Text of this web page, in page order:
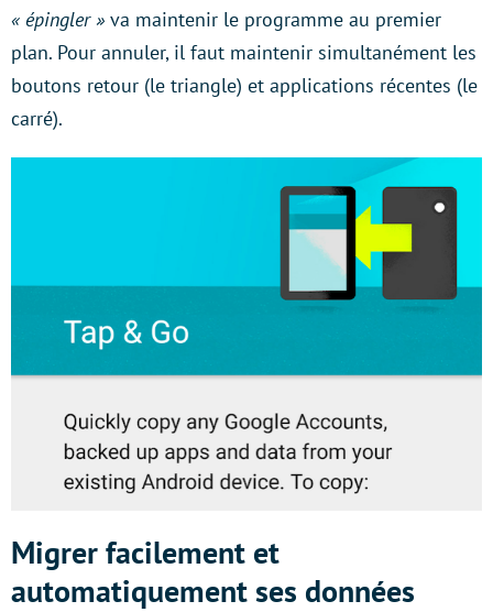
« épingler » va maintenir le programme au premier
plan. Pour annuler, il faut maintenir simultanément les
boutons retour (le triangle) et applications récentes (le
carré).
Migrer facilement et
automatiquement ses données